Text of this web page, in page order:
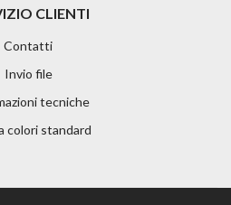
CLIENTI
Contatti
Invio file
tecniche
colori standard